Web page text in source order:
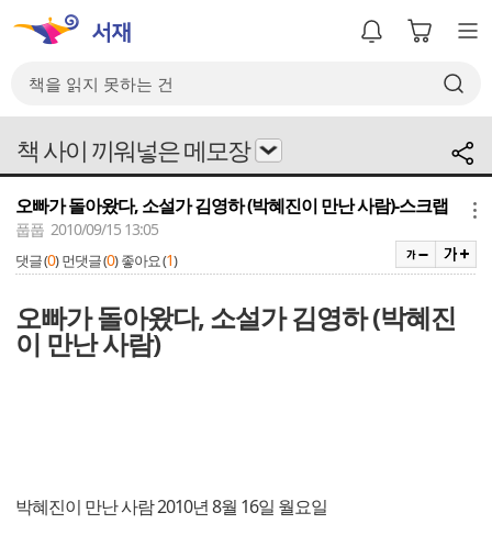
책 사이 끼워넣은 메모장
오빠가 돌아왔다, 소설가 김영하 (박혜진이 만난 사람)-스크랩
풉풉 2010/09/15 13:05
댓글 (0) 먼댓글 (0) 좋아요 (1)
오빠가 돌아왔다, 소설가 김영하 (박혜진
이 만난 사람)
박혜진이 만난 사람 2010년 8월 16일 월요일